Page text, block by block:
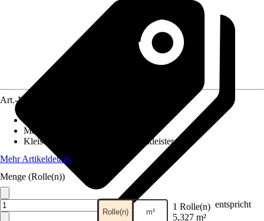
Art.-Nr.
Maße (BxH)
Kleisterempfehlung
Vliestapetenkleister
Mehr Artikeldetails
Menge (Rolle(n))
Rolle(n) m² 1 Rolle(n) entspricht
5,327 m²